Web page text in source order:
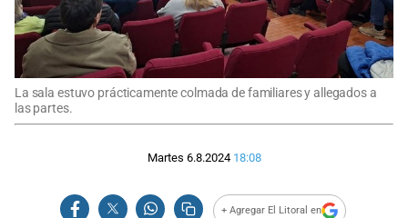
La sala estuvo prácticamente colmada de familiares y allegados a
las partes.
Martes 6.8.2024 18:08
+ Agregar El Litoral en